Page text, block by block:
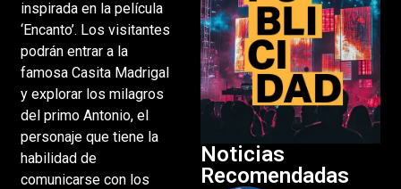
inspirada en la película
‘Encanto’. Los visitantes
podrán entrar a la
famosa Casita Madrigal
y explorar los milagros
del primo Antonio, el
personaje que tiene la
habilidad de
comunicarse con los
Noticias
Recomendadas